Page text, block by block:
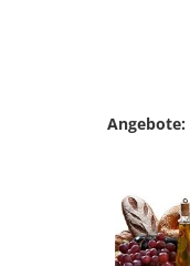
Angebote: